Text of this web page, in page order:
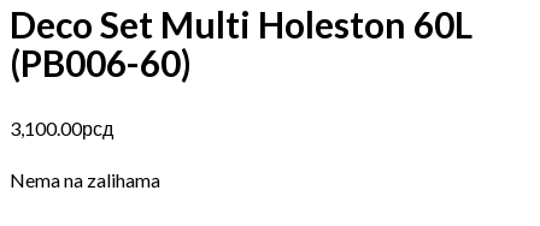
Deco Set Multi Holeston 60L
(PB006-60)
3,100.00рсд
Nema na zalihama